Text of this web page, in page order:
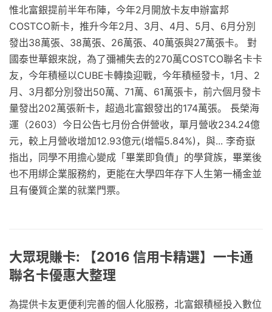
惟北富銀提前半年布陣，今年2月開放卡友申辦富邦
COSTCO新卡，推升今年2月、3月、4月、5月、6月分別
發出38萬張、38萬張、26萬張、40萬張與27萬張卡。 對
國泰世華銀來說，為了彌補失去的270萬COSTCO聯名卡卡
友，今年積極以CUBE卡轉換迎戰，今年積極發卡，1月、2
月、3月都分別發出50萬、71萬、61萬張卡，前六個月發卡
量發出202萬張新卡，超過北富銀發出的174萬張。 長榮海
運（2603）今日公告七月份合併營收，單月營收234.24億
元，較上月營收增加12.93億元(增幅5.84%)，與... 李奇嶽
指出，同學不用擔心變成「畢業即負債」的學貸族，畢業後
也不用綁企業服務約，更能在大學四年存下人生第一桶金並
且有優質企業的就業門票。
大眾現賺卡: 【2016 信用卡精選】一卡通
聯名卡優惠大整理
為提供卡友更便利完善的個人化服務，北富銀積極投入數位